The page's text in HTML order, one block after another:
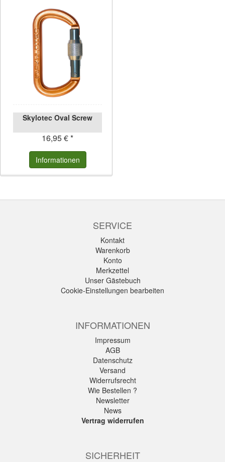
Skylotec Oval Screw
16,95 € *
Informationen
SERVICE
Kontakt
Warenkorb
Konto
Merkzettel
Unser Gästebuch
Cookie-Einstellungen bearbeiten
INFORMATIONEN
Impressum
AGB
Datenschutz
Versand
Widerrufsrecht
Wie Bestellen ?
Newsletter
News
Vertrag widerrufen
SICHERHEIT